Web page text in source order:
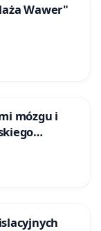
Wawer"
mózgu i